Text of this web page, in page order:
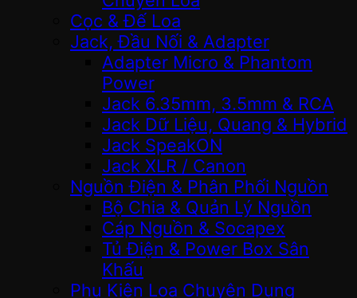
Cọc & Đế Loa
Jack, Đầu Nối & Adapter
Adapter Micro & Phantom
Power
Jack 6.35mm, 3.5mm & RCA
Jack Dữ Liệu, Quang & Hybrid
Jack SpeakON
Jack XLR / Canon
Nguồn Điện & Phân Phối Nguồn
Bộ Chia & Quản Lý Nguồn
Cáp Nguồn & Socapex
Tủ Điện & Power Box Sân
Khấu
Phụ Kiện Loa Chuyên Dụng